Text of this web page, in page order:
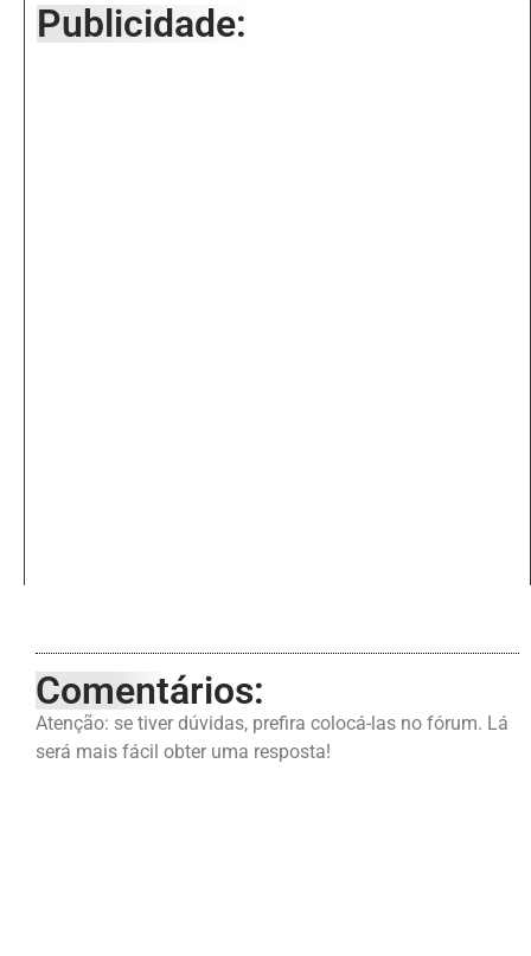
Publicidade:
Comentários:
Atenção: se tiver dúvidas, prefira colocá-las no fórum. Lá
será mais fácil obter uma resposta!